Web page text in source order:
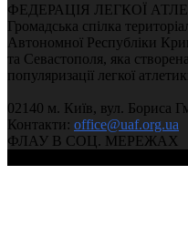
ФЕДЕРАЦІЯ ЛЕГКОЇ
Громадська спілка
Автономної Республіки
та Севастополя, яка
популяризації легкої
02140 м. Київ, вул. Бориса
Контакти: office@uaf.org.ua
ФЛАУ В СОЦ. МЕРЕЖАХ